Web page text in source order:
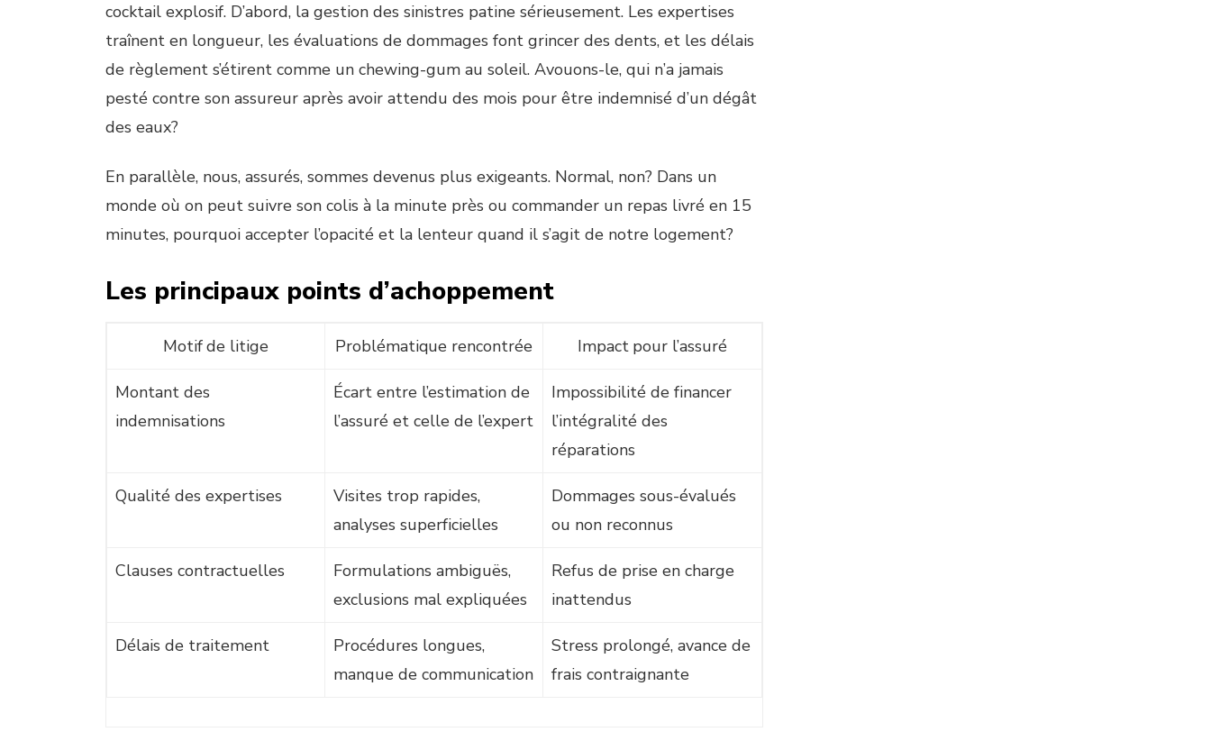
cocktail explosif. D’abord, la gestion des sinistres patine sérieusement. Les expertises
traînent en longueur, les évaluations de dommages font grincer des dents, et les délais
de règlement s’étirent comme un chewing-gum au soleil. Avouons-le, qui n’a jamais
pesté contre son assureur après avoir attendu des mois pour être indemnisé d’un dégât
des eaux?
En parallèle, nous, assurés, sommes devenus plus exigeants. Normal, non? Dans un
monde où on peut suivre son colis à la minute près ou commander un repas livré en 15
minutes, pourquoi accepter l’opacité et la lenteur quand il s’agit de notre logement?
Les principaux points d’achoppement
Motif de litige Problématique rencontrée Impact pour l’assuré
Montant des
indemnisations
Écart entre l’estimation de
l’assuré et celle de l’expert
Impossibilité de financer
l’intégralité des
réparations
Qualité des expertises
Visites trop rapides,
analyses superficielles
Dommages sous-évalués
ou non reconnus
Clauses contractuelles
Formulations ambiguës,
exclusions mal expliquées
Refus de prise en charge
inattendus
Délais de traitement
Procédures longues,
manque de communication
Stress prolongé, avance de
frais contraignante